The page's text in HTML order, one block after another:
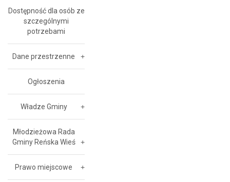
Dostępność dla osób ze
szczególnymi
potrzebami
Dane przestrzenne
Ogłoszenia
Władze Gminy
Młodzieżowa Rada
Gminy Reńska Wieś
Prawo miejscowe